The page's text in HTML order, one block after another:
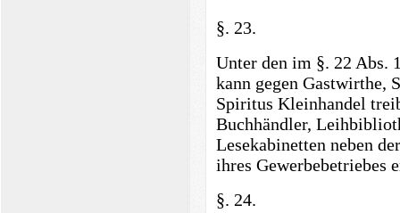
§. 23.
Unter den im §. 22 Abs.
kann gegen Gastwirthe,
Spiritus Kleinhandel
Buchhändler,
Lesekabinetten neben
ihres Gewerbebetriebes
§. 24.